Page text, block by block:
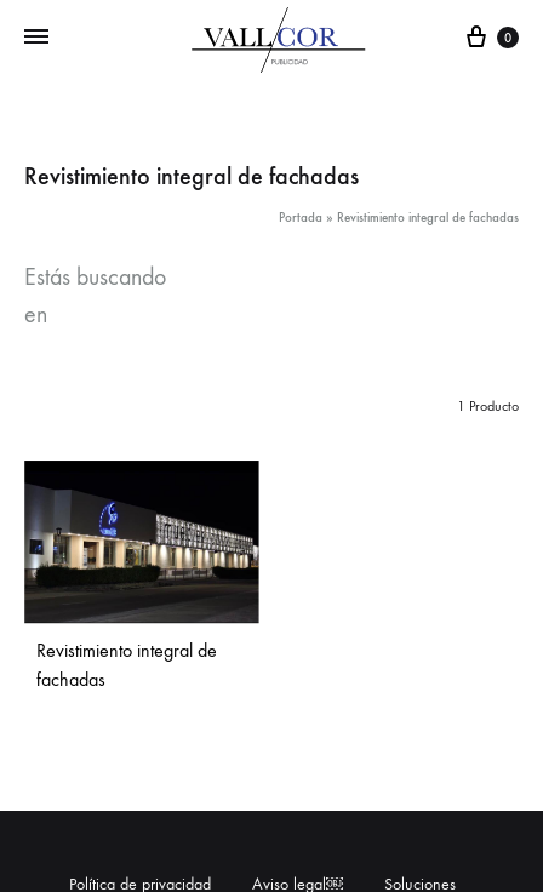
Carro
0
Revistimiento integral de fachadas
Portada » Revistimiento integral de fachadas
Estás buscando
en
1 Producto
Revistimiento integral de
fachadas
Política de privacidad Aviso legal￼
Soluciones